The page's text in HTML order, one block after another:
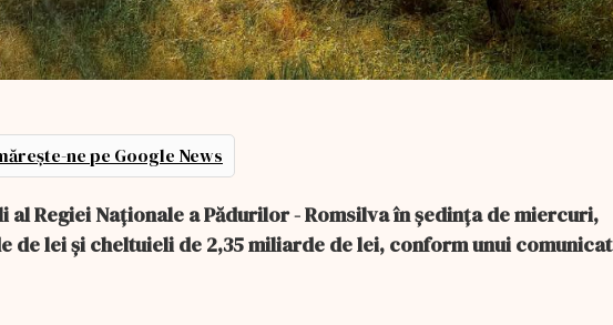
ne pe Google News
Regiei Naţionale a Pădurilor - Romsilva în şedinţa de miercuri,
lei şi cheltuieli de 2,35 miliarde de lei, conform unui comunicat